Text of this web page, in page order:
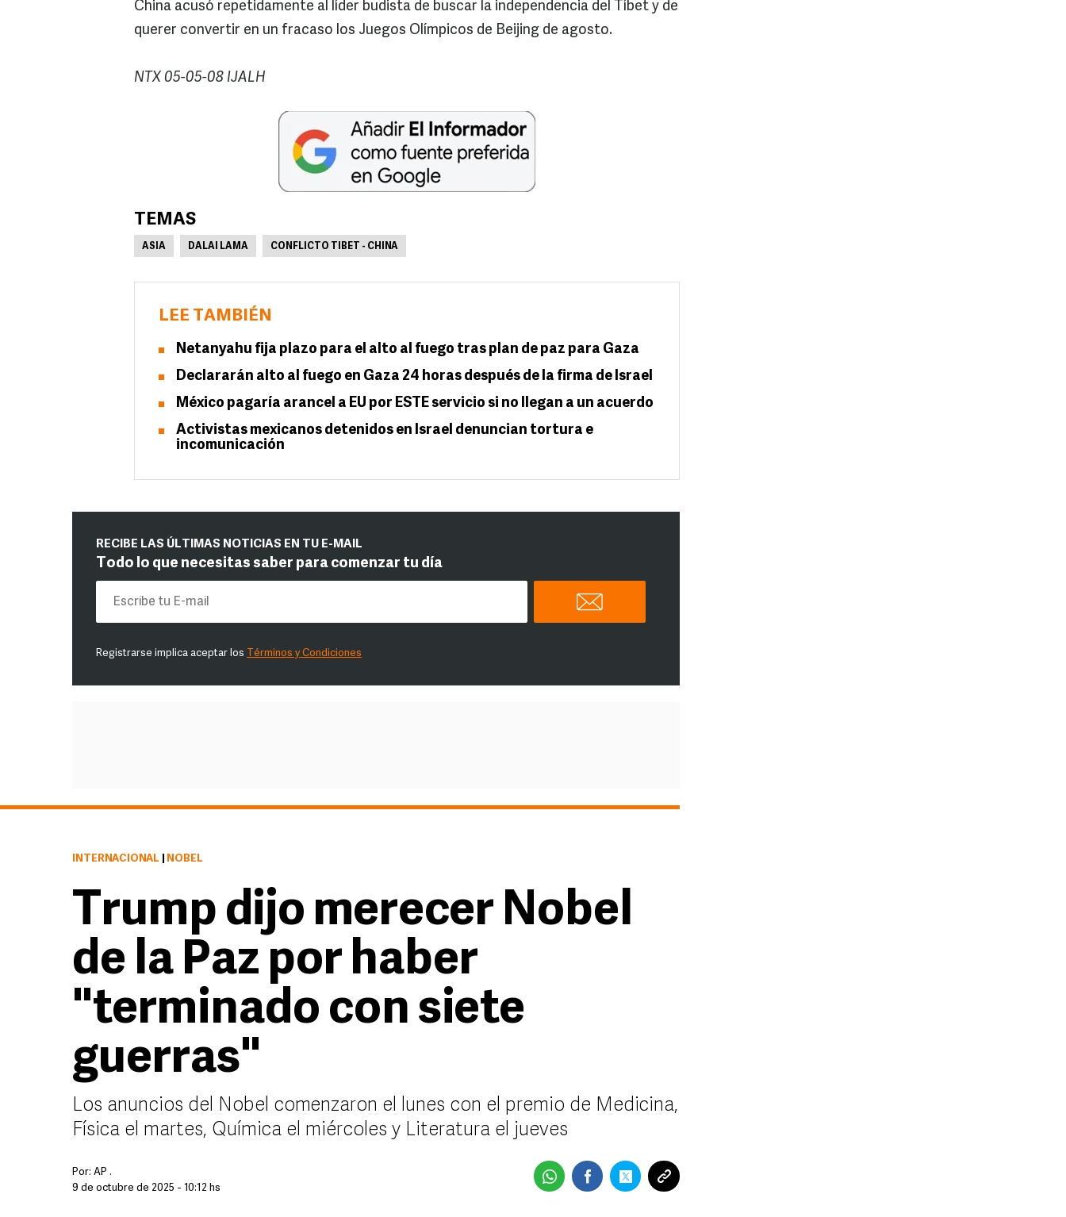
China acusó repetidamente al líder budista de buscar la independencia del Tíbet y de
querer convertir en un fracaso los Juegos Olímpicos de Beijing de agosto.
NTX 05-05-08 IJALH
TEMAS
ASIA DALAI LAMA CONFLICTO TIBET - CHINA
LEE TAMBIÉN
Netanyahu fija plazo para el alto al fuego tras plan de paz para Gaza
Declararán alto al fuego en Gaza 24 horas después de la firma de Israel
México pagaría arancel a EU por ESTE servicio si no llegan a un acuerdo
Activistas mexicanos detenidos en Israel denuncian tortura e
incomunicación
RECIBE LAS ÚLTIMAS NOTICIAS EN TU E-MAIL
Todo lo que necesitas saber para comenzar tu día
Registrarse implica aceptar los Términos y Condiciones
INTERNACIONAL NOBEL
Trump dijo merecer Nobel
de la Paz por haber
"terminado con siete
guerras"
Los anuncios del Nobel comenzaron el lunes con el premio de Medicina,
Física el martes, Química el miércoles y Literatura el jueves
Por: AP .
9 de octubre de 2025 - 10:12 hs